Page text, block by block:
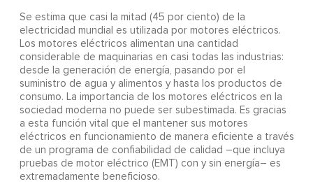
Se estima que casi la mitad (45 por ciento) de la
electricidad mundial es utilizada por motores eléctricos.
Los motores eléctricos alimentan una cantidad
considerable de maquinarias en casi todas las industrias:
desde la generación de energía, pasando por el
suministro de agua y alimentos y hasta los productos de
consumo. La importancia de los motores eléctricos en la
sociedad moderna no puede ser subestimada. Es gracias
a esta función vital que el mantener sus motores
eléctricos en funcionamiento de manera eficiente a través
de un programa de confiabilidad de calidad –que incluya
pruebas de motor eléctrico (EMT) con y sin energía– es
extremadamente beneficioso.